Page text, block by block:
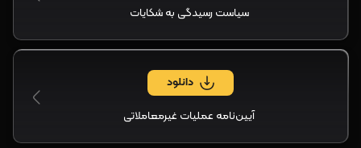
سیاست رسیدگی به شکایات
دانلود
آیین‌نامه عملیات غیرمعاملاتی